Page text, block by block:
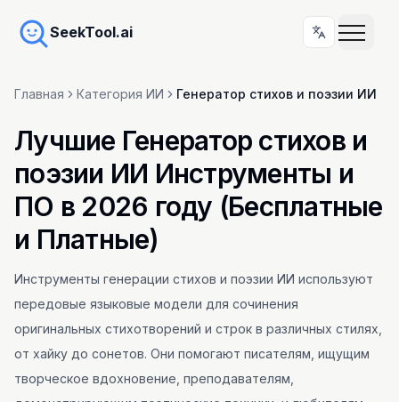
SeekTool.ai
Главная Категория ИИ Генератор стихов и поэзии ИИ
Лучшие Генератор стихов и
поэзии ИИ Инструменты и
ПО в 2026 году (Бесплатные
и Платные)
Инструменты генерации стихов и поэзии ИИ используют
передовые языковые модели для сочинения
оригинальных стихотворений и строк в различных стилях,
от хайку до сонетов. Они помогают писателям, ищущим
творческое вдохновение, преподавателям,